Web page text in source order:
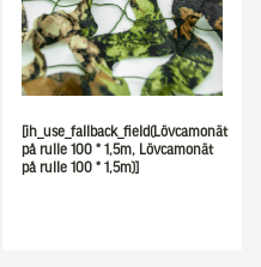
[ih_use_fallback_field(Lövcamonät
på rulle 100 * 1,5m, Lövcamonät
på rulle 100 * 1,5m)]